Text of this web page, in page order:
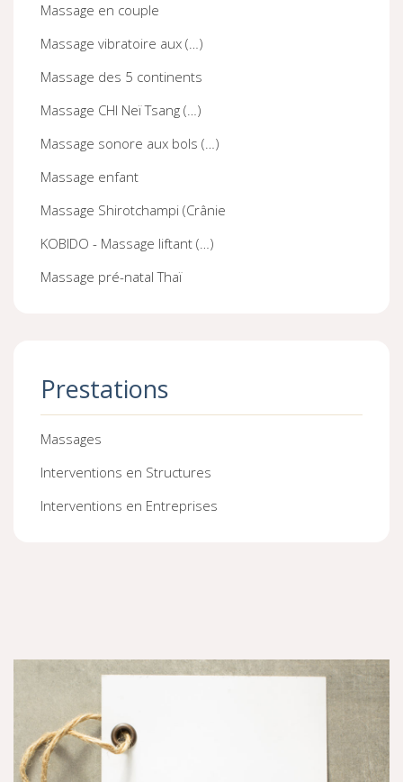
Massage en couple
Massage vibratoire aux (…)
Massage des 5 continents
Massage CHI Neï Tsang (…)
Massage sonore aux bols (…)
Massage enfant
Massage Shirotchampi (Crânie
KOBIDO - Massage liftant (…)
Massage pré-natal Thaï
Prestations
Massages
Interventions en Structures
Interventions en Entreprises